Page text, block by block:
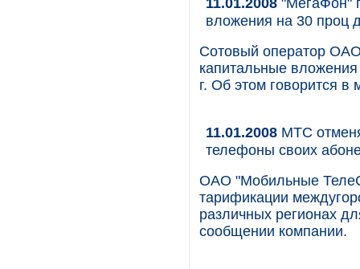
вложения на 30 проц
Сотовый оператор
капитальные
г. Об этом говорится в
11.01.2008 МТС
телефоны своих
ОАО "Мобильные
тарификации
различных регионах
сообщении компании.